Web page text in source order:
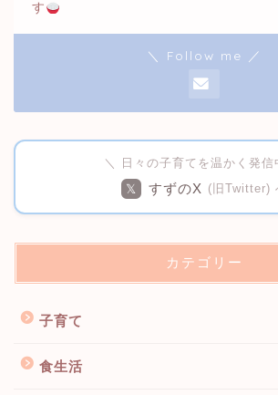
す
＼ Follow me ／
＼ 日々の子育てを温かく発信
𝕏 すずのX (旧Twitter)
カテゴリー
子育て
食生活